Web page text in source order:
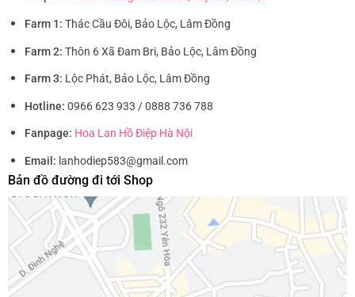
Farm 1: Thác Cầu Đôi, Bảo Lộc, Lâm Đồng
Farm 2: Thôn 6 Xã Đam Bri, Bảo Lộc, Lâm Đồng
Farm 3: Lộc Phát, Bảo Lộc, Lâm Đồng
Hotline: 0966 623 933 / 0888 736 788
Fanpage: Hoa Lan Hồ Điệp Hà Nội
Email: lanhodiep583@gmail.com
Bản đồ đường đi tới Shop